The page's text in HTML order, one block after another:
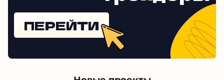
Проверенные
трейдеры
ПЕРЕЙТИ